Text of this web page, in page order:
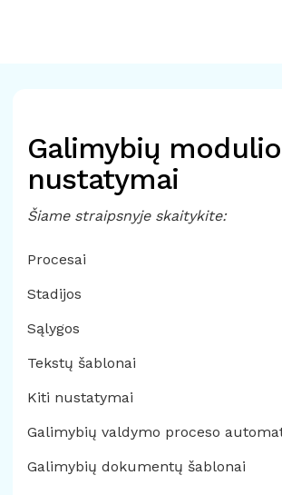
Galimybių modulio
nustatymai
Šiame straipsnyje skaitykite:
Procesai
Stadijos
Sąlygos
Tekstų šablonai
Kiti nustatymai
Galimybių valdymo proceso
Galimybių dokumentų šablonai